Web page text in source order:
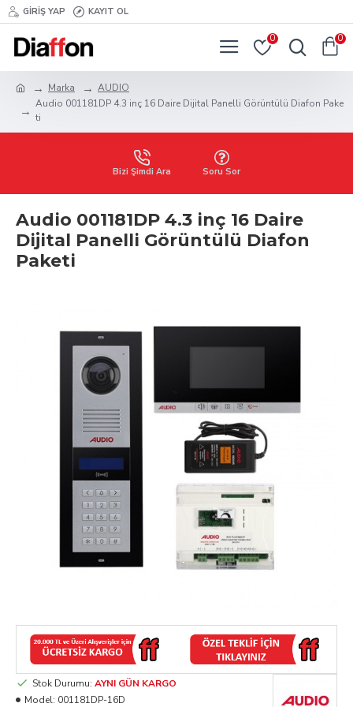
GIRIŞ YAP KAYIT OL
0 0
Marka
AUDIO
Audio 001181DP 4.3 inç 16 Daire Dijital Panelli Görüntülü Diafon Pake
ti
Bizi Şimdi Ara Soru Sor
Audio 001181DP 4.3 inç 16 Daire
Dijital Panelli Görüntülü Diafon
Paketi
Stok Durumu: AYNI GÜN KARGO
Model: 001181DP-16D